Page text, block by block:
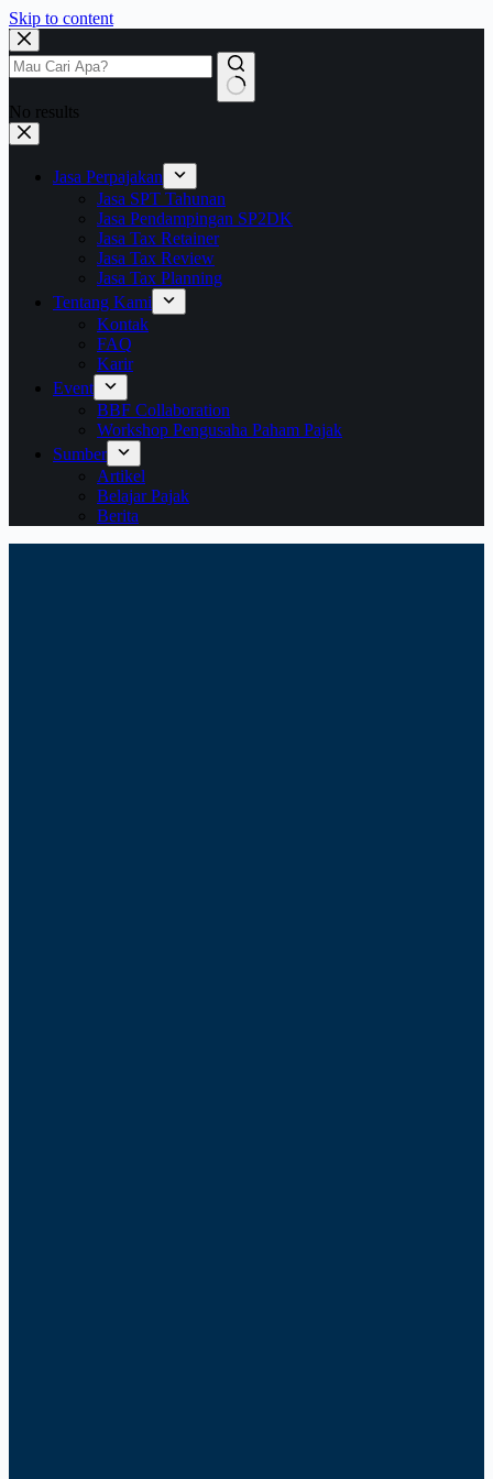
Skip to content
No results
Jasa Perpajakan
Jasa SPT Tahunan
Jasa Pendampingan SP2DK
Jasa Tax Retainer
Jasa Tax Review
Jasa Tax Planning
Tentang Kami
Kontak
FAQ
Karir
Event
BBF Collaboration
Workshop Pengusaha Paham Pajak
Sumber
Artikel
Belajar Pajak
Berita